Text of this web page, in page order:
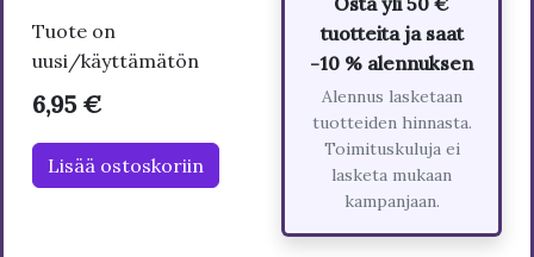
Tuote on
uusi/käyttämätön
6,95 €
Lisää ostoskoriin
tuotteita ja saat
-10 % alennuksen
Alennus lasketaan
tuotteiden hinnasta.
Toimituskuluja ei
lasketa mukaan
kampanjaan.